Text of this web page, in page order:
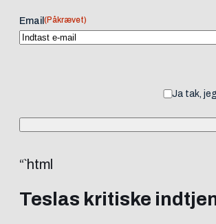
Email (Påkrævet)
Ja tak,
“`html
Teslas kritiske